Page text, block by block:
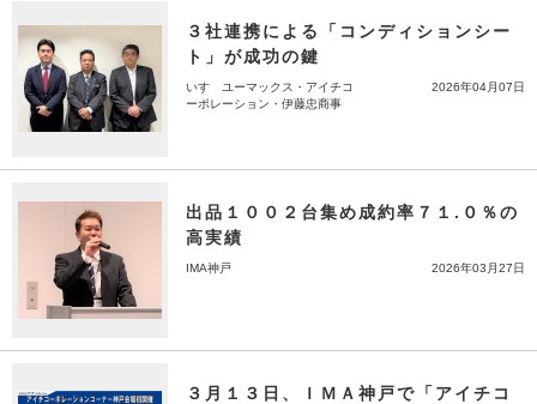
３社連携による「コンディションシー
ト」が成功の鍵
いすゞユーマックス・アイチコ
ーポレーション・伊藤忠商事
2026年04月07日
出品１００２台集め成約率７１.０％の
高実績
IMA神戸 2026年03月27日
３月１３日、ＩＭＡ神戸で「アイチコ